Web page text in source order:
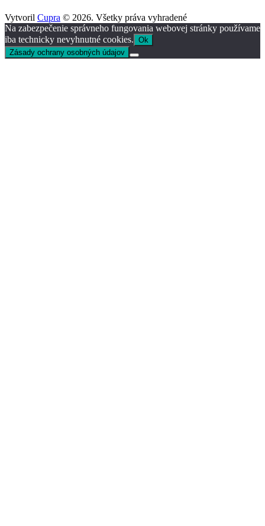
Vytvoril Cupra © 2026. Všetky práva vyhradené
Na zabezpečenie správneho fungovania webovej stránky používame
iba technicky nevyhnutné cookies. Ok
Zásady ochrany osobných údajov